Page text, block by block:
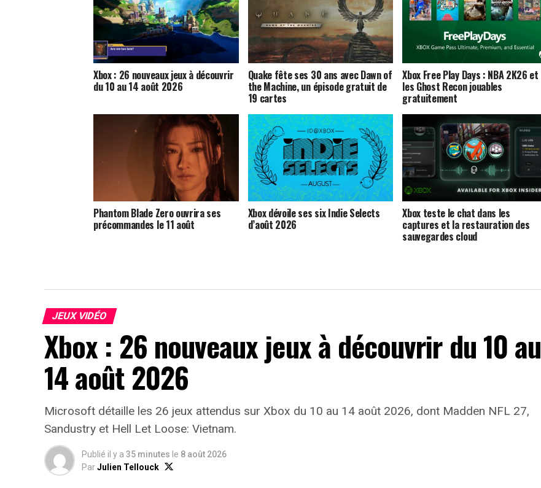
Xbox : 26 nouveaux jeux à découvrir
du 10 au 14 août 2026
Quake fête ses 30 ans avec Dawn of
the Machine, un épisode gratuit de
19 cartes
Xbox Free Play Days : NBA 2K26 et
les Ghost Recon jouables
gratuitement
Phantom Blade Zero ouvrira ses
précommandes le 11 août
Xbox dévoile ses six Indie Selects
d’août 2026
Xbox teste le chat dans les
captures et la restauration des
sauvegardes cloud
JEUX VIDÉO
Xbox : 26 nouveaux jeux à découvrir du 10 au
14 août 2026
Microsoft détaille les 26 jeux attendus sur Xbox du 10 au 14 août 2026, dont Madden NFL 27,
Sandustry et Hell Let Loose: Vietnam.
Publié il y a 35 minutes le 8 août 2026
ParJulien Tellouck